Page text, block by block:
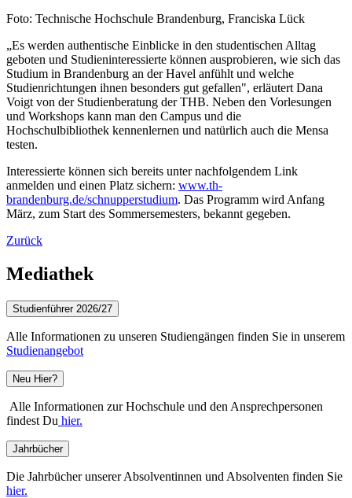
Foto: Technische Hochschule Brandenburg, Franciska Lück
„Es werden authentische Einblicke in den studentischen Alltag
geboten und Studieninteressierte können ausprobieren, wie sich das
Studium in Brandenburg an der Havel anfühlt und welche
Studienrichtungen ihnen besonders gut gefallen", erläutert Dana
Voigt von der Studienberatung der THB. Neben den Vorlesungen
und Workshops kann man den Campus und die
Hochschulbibliothek kennenlernen und natürlich auch die Mensa
testen.
Interessierte können sich bereits unter nachfolgendem Link
anmelden und einen Platz sichern: www.th-
brandenburg.de/schnupperstudium. Das Programm wird Anfang
März, zum Start des Sommersemesters, bekannt gegeben.
Zurück
Mediathek
Studienführer 2026/27
Alle Informationen zu unseren Studiengängen finden Sie in unserem
Studienangebot
Neu Hier?
Alle Informationen zur Hochschule und den Ansprechpersonen
findest Du hier.
Jahrbücher
Die Jahrbücher unserer Absolventinnen und Absolventen finden Sie
hier.